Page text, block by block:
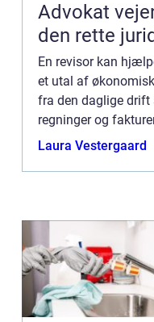
Advokat vejen sådan finder
den rette
En revisor kan
et utal af
fra den daglige drift
regninger og
som
Laura Vestergaard